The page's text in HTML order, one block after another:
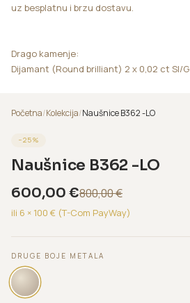
uz besplatnu i brzu dostavu.
Drago kamenje:
Dijamant (Round brilliant) 2 x 0,02 ct SI/G
Početna/Kolekcija/Naušnice B362 -LO
−25%
Naušnice B362 -LO
600,00 €800,00€
ili 6 × 100 € (T-Com PayWay)
DRUGE BOJE METALA